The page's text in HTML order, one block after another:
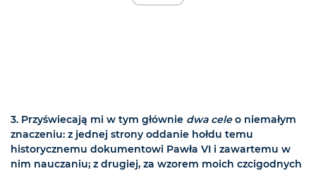
3. Przyświecają mi w tym głównie dwa celeo niemałym
znaczeniu: z jednej strony oddanie hołdu temu
historycznemu dokumentowi Pawła VI i zawartemu w
nim nauczaniu; z drugiej, za wzorem moich czcigodnych